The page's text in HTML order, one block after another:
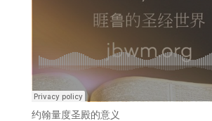
约翰量度圣殿的意义